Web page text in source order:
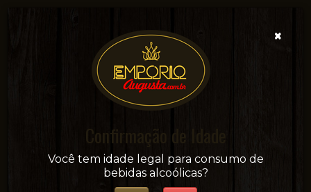
Sua conveniência e adega on-line!
×
Confirmação de Idade
Você tem idade legal para consumo de
bebidas alcoólicas?